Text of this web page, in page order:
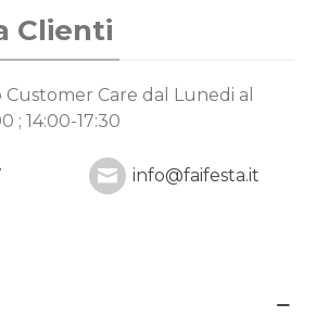
Clienti
Care dal Lunedi al
; 14:00-17:30
info@faifesta.it